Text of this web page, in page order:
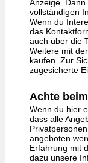
Anzeige.
vollständigen
Wenn du
das
auch über die
Weitere mit
kaufen. Zur
zugesicherte
Achte
Wenn du hier
dass alle
angeboten
Erfahrung mit
dazu unsere